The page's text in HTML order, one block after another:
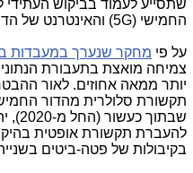
שתסייע לעמוד בביקוש
החמישי (5G) והאינטרנט של הדברים (IoT).
על פי מחקר שנערך במעבדות
צמיחה מואצת בתעבורת
יותר ממאה אחוזים. לאור
תקשורת סלולרית מהדור
להעברת תקשורת אופטית
בקיבולות של פטה-ביטים